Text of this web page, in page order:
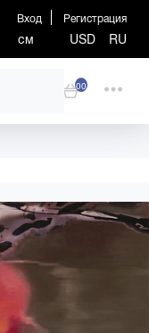
Вход Регистрация
см USD RU
00